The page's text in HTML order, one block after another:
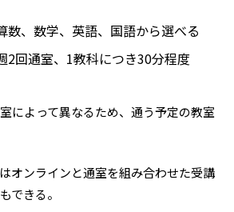
数、数学、英語、国語から選べる
2回通室、1教科につき30分程度
によって異なるため、通う予定の教室
オンラインと通室を組み合わせた受講
できる。